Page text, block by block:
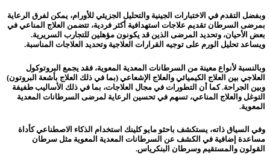
وبفضل التقدم في الاختبارات الجينية والتحليل الجزيئي للأورام، يمكن لفرق الرعاية
بمرضى السرطان تقديم علاجات استهدافية أكثر فردية، تتضمن العلاج المناعي في
بعض الأحيان، وتحديد المرضى الذين قد يكونون مؤهلين للتجارب السريرية.
ويساعد تحليل الورم على توجيه القرارات العلاجية وتحديد العلاجات المناسبة.
وبالنسبة لأنواع معينة من السرطانات المعدية المعوية، فقد يجمع البروتوكول
العلاجي بين العلاج الكيميائي والعلاج الإشعاعي (بما في ذلك العلاج بأشعة البروتون)
وبين الجراحة. كما أن التطورات في مجال العلاجات، بما في ذلك الأساليب طفيفة
التوغل والعلاج المناعي، تسهم في تحسين الرعاية لمرضى السرطانات المعدية
المعوية.
وفي السياق ذاته، يستكشف باحثو مايو كلينك استخدام الذكاء الاصطناعي كأداة
مساعدة إضافية في الكشف عن السرطانات المعدية المعوية مثل سرطان
القولون والمستقيم وسرطان البنكرياس.